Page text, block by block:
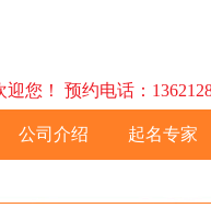
您！ 预约电话：
公司介绍 起名专家